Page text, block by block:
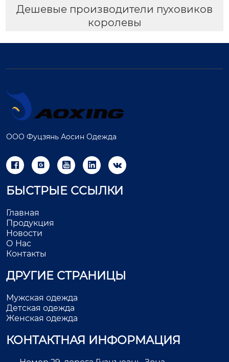
Дешевые производители пуховиков
королевы
ООО Фуцзянь Аосин Одежда
    
БЫСТРЫЕ ССЫЛКИ
Главная
Продукция
Новости
О Нас
Контакты
ДРУГИЕ СТРАНИЦЫ
Мужская одежда
Детская одежда
Женская одежда
КОНТАКТНАЯ ИНФОРМАЦИЯ